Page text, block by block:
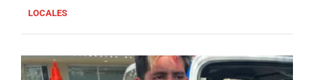
LOCALES